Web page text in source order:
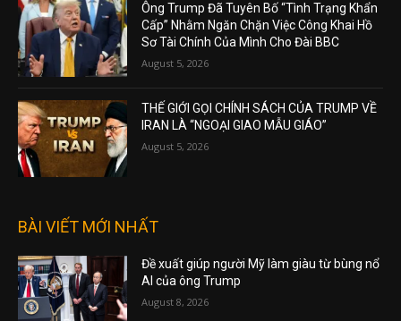
Ông Trump Đã Tuyên Bố “Tình Trạng Khẩn
Cấp” Nhằm Ngăn Chặn Việc Công Khai Hồ
Sơ Tài Chính Của Mình Cho Đài BBC
August 5, 2026
THẾ GIỚI GỌI CHÍNH SÁCH CỦA TRUMP VỀ
IRAN LÀ “NGOẠI GIAO MẪU GIÁO”
August 5, 2026
BÀI VIẾT MỚI NHẤT
Đề xuất giúp người Mỹ làm giàu từ bùng nổ
AI của ông Trump
August 8, 2026